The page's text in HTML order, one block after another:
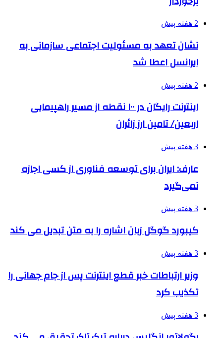
2 هفته پیش
نشان تعهد به مسئولیت اجتماعی سازمانی به
ایرانسل اعطا شد
2 هفته پیش
اینترنت رایگان در ۱۰۰ نقطه از مسیر راهپیمایی
اربعین/ تامین ارز زائران
3 هفته پیش
عارف: ایران برای توسعه فناوری از کسی اجازه
نمی‌گیرد
3 هفته پیش
کیبورد گوگل زبان اشاره را به متن تبدیل می کند
3 هفته پیش
وزیر ارتباطات خبر قطع اینترنت پس از جام جهانی را
تکذیب کرد
3 هفته پیش